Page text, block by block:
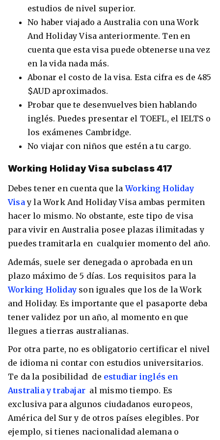
estudios de nivel superior.
No haber viajado a Australia con una Work
And Holiday Visa anteriormente. Ten en
cuenta que esta visa puede obtenerse una vez
en la vida nada más.
Abonar el costo de la visa. Esta cifra es de 485
$AUD aproximados.
Probar que te desenvuelves bien hablando
inglés. Puedes presentar el TOEFL, el IELTS o
los exámenes Cambridge.
No viajar con niños que estén a tu cargo.
Working Holiday Visa subclass 417
Debes tener en cuenta que laWorking Holiday
Visay la Work And Holiday Visa ambas permiten
hacer lo mismo. No obstante, este tipo de visa
para vivir en Australia posee plazas ilimitadas y
puedes tramitarla en cualquier momento del año.
Además, suele ser denegada o aprobada en un
plazo máximo de 5 días. Los requisitos para la
Working Holiday son iguales que los de la Work
and Holiday. Es importante que el pasaporte deba
tener validez por un año, al momento en que
llegues a tierras australianas.
Por otra parte, no es obligatorio certificar el nivel
de idioma ni contar con estudios universitarios.
Te da la posibilidad de estudiar inglés en
Australia y trabajar al mismo tiempo. Es
exclusiva para algunos ciudadanos europeos,
América del Sur y de otros países elegibles. Por
ejemplo, si tienes nacionalidad alemana o